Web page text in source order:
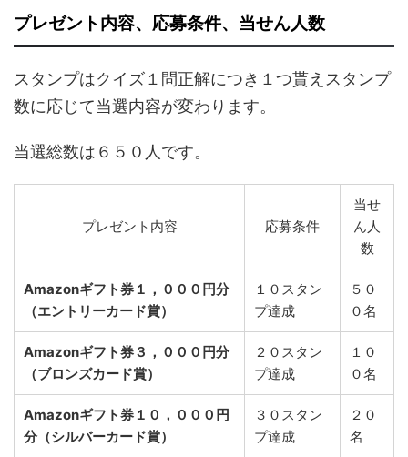
プレゼント内容、応募条件、当せん人数
スタンプはクイズ１問正解につき１つ貰えスタンプ
数に応じて当選内容が変わります。
当選総数は６５０人です。
プレゼント内容 応募条件
当せ
ん人
数
Amazonギフト券１，０００円分
（エントリーカード賞）
１０スタン
プ達成
５０
０名
Amazonギフト券３，０００円分
（ブロンズカード賞）
２０スタン
プ達成
１０
０名
Amazonギフト券１０，０００円
分（シルバーカード賞）
３０スタン
プ達成
２０
名